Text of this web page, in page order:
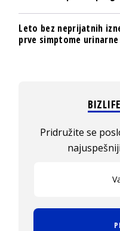
Leto bez neprijatnih
prve simptome
Pridružite se